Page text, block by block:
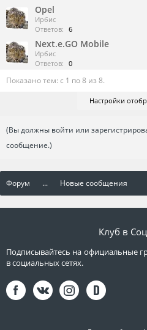
Opel
Ирбис
Ответов: 6
Next.e.GO Mobile
Ирбис
Ответов: 0
Показано тем: с 1 по 8 из 8.
Настройки
(Вы должны войти или
сообщение.)
Форум ... Новые сообщения
Клуб в
Подписывайтесь на официальные
в социальных сетях.